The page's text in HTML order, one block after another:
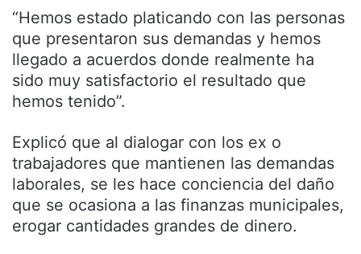
“Hemos estado platicando con las personas
que presentaron sus demandas y hemos
llegado a acuerdos donde realmente ha
sido muy satisfactorio el resultado que
hemos tenido”.
Explicó que al dialogar con los ex o
trabajadores que mantienen las demandas
laborales, se les hace conciencia del daño
que se ocasiona a las finanzas municipales,
erogar cantidades grandes de dinero.